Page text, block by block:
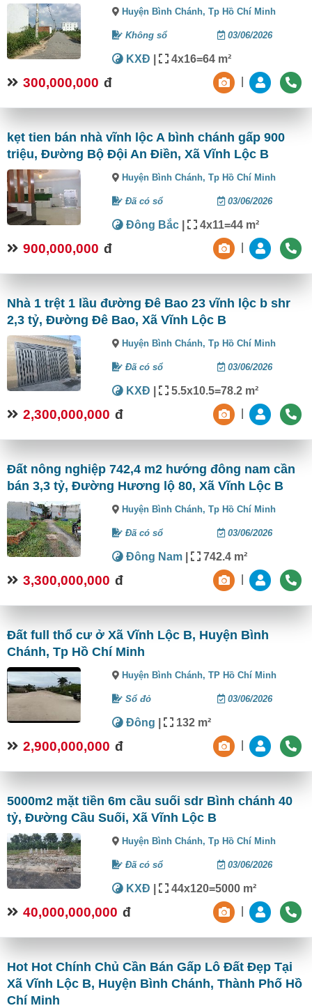
Huyện Bình Chánh,Tp Hồ Chí Minh
Không sổ 03/06/2026
KXĐ | 4x16=64 m²
300,000,000 đ
kẹt tien bán nhà vĩnh lộc A bình chánh gấp 900
triệu, Đường Bộ Đội An Điền, Xã Vĩnh Lộc B
Huyện Bình Chánh,Tp Hồ Chí Minh
Đã có sổ 03/06/2026
Đông Bắc | 4x11=44 m²
900,000,000 đ
Nhà 1 trệt 1 lầu đường Đê Bao 23 vĩnh lộc b shr
2,3 tỷ, Đường Đê Bao, Xã Vĩnh Lộc B
Huyện Bình Chánh,Tp Hồ Chí Minh
Đã có sổ 03/06/2026
KXĐ | 5.5x10.5=78.2 m²
2,300,000,000 đ
Đất nông nghiệp 742,4 m2 hướng đông nam cần
bán 3,3 tỷ, Đường Hương lộ 80, Xã Vĩnh Lộc B
Huyện Bình Chánh,Tp Hồ Chí Minh
Đã có sổ 03/06/2026
Đông Nam | 742.4 m²
3,300,000,000 đ
Đất full thổ cư ở Xã Vĩnh Lộc B, Huyện Bình
Chánh, Tp Hồ Chí Minh
Huyện Bình Chánh,TP Hồ Chí Minh
Sổ đỏ 03/06/2026
Đông | 132 m²
2,900,000,000 đ
5000m2 mặt tiền 6m cầu suối sdr Bình chánh 40
tỷ, Đường Cầu Suối, Xã Vĩnh Lộc B
Huyện Bình Chánh,Tp Hồ Chí Minh
Đã có sổ 03/06/2026
KXĐ | 44x120=5000 m²
40,000,000,000 đ
Hot Hot Chính Chủ Cần Bán Gấp Lô Đất Đẹp Tại
Xã Vĩnh Lộc B, Huyện Bình Chánh, Thành Phố Hồ
Chí Minh